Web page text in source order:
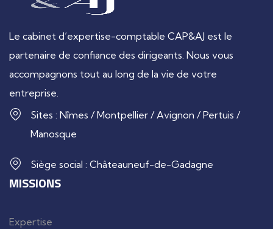
Le cabinet d’expertise-comptable CAP&AJ est le
partenaire de confiance des dirigeants. Nous vous
accompagnons tout au long de la vie de votre
entreprise.
Sites : Nîmes / Montpellier / Avignon / Pertuis /
Manosque
Siège social : Châteauneuf-de-Gadagne
MISSIONS
Expertise